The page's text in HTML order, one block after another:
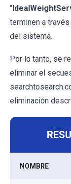
"
terminen a
del sistema.
Por lo tanto, se
eliminar el
eliminación
NOMBRE